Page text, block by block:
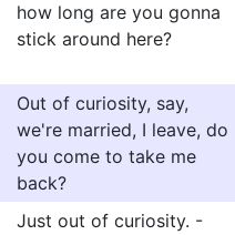
how long are you gonna
stick around here?
Out of curiosity, say,
we're married, I leave, do
you come to take me
back?
Just out of curiosity. -